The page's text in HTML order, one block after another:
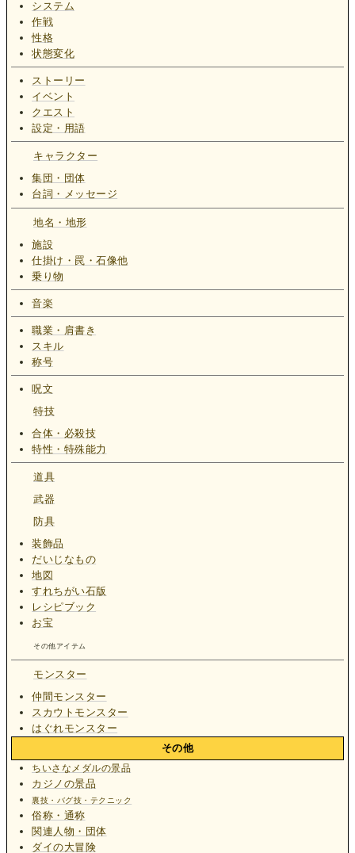
システム
作戦
性格
状態変化
ストーリー
イベント
クエスト
設定・用語
キャラクター
集団・団体
台詞・メッセージ
地名・地形
施設
仕掛け・罠・石像他
乗り物
音楽
職業・肩書き
スキル
称号
呪文
特技
合体・必殺技
特性・特殊能力
道具
武器
防具
装飾品
だいじなもの
地図
すれちがい石版
レシピブック
お宝
その他アイテム
モンスター
仲間モンスター
スカウトモンスター
はぐれモンスター
その他
ちいさなメダルの景品
カジノの景品
裏技・バグ技・テクニック
俗称・通称
関連人物・団体
ダイの大冒険